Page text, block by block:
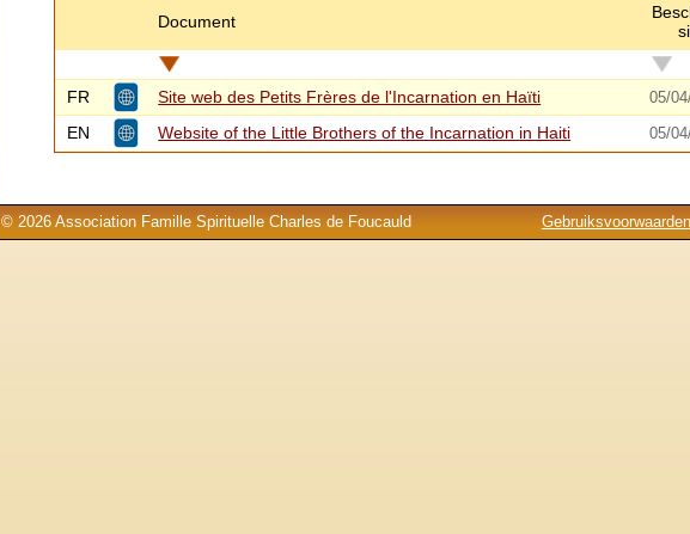
Document
FR Site web des Petits Frères de l'Incarnation en Haïti 05/
EN Website of the Little Brothers of the Incarnation in Haiti 05/
Gebruiksvoorwaarden
© 2026 Association Famille Spirituelle Charles de Foucauld